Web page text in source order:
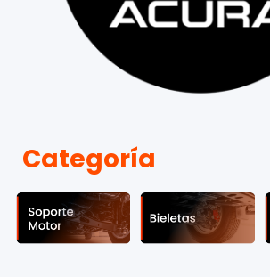
Categoría